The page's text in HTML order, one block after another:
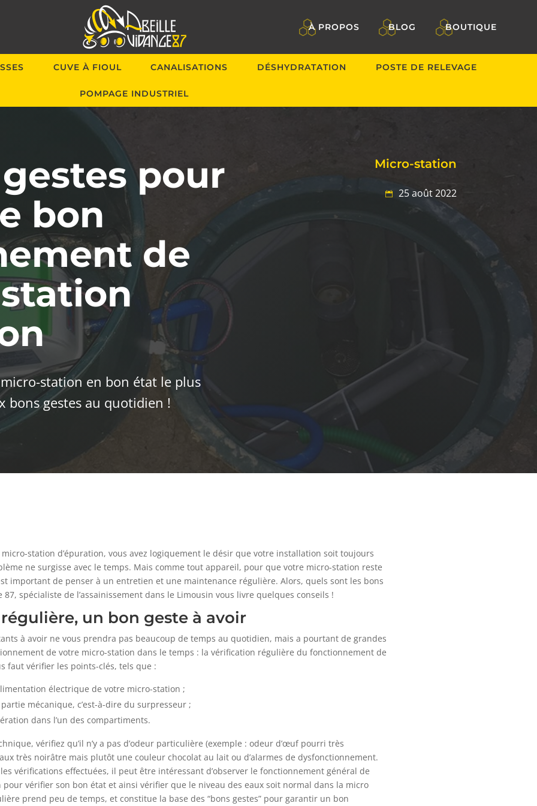
À PROPOS BLOG BOUTIQUE
CUVE À FIOUL CANALISATIONS DÉSHYDRATATION POSTE DE RELEVAGE
POMPAGE INDUSTRIEL
pour
bon
de
station en bon état le plus
bons gestes au quotidien !
Micro-station
25 août 2022
station d’épuration, vous avez logiquement le désir que votre installation soit toujours
ne surgisse avec le temps. Mais comme tout appareil, pour que votre micro-station reste
important de penser à un entretien et une maintenance régulière. Alors, quels sont les bons
87, spécialiste de l’assainissement dans le Limousin vous livre quelques conseils !
un bon geste à avoir
à avoir ne vous prendra pas beaucoup de temps au quotidien, mais a pourtant de grandes
de votre micro-station dans le temps : la vérification régulière du fonctionnement de
faut vérifier les points-clés, tels que :
électrique de votre micro-station ;
mécanique, c’est-à-dire du surpresseur ;
dans l’un des compartiments.
vérifiez qu’il n’y a pas d’odeur particulière (exemple : odeur d’œuf pourri très
très noirâtre mais plutôt une couleur chocolat au lait ou d’alarmes de dysfonctionnement.
vérifications effectuées, il peut être intéressant d’observer le fonctionnement général de
pour vérifier son bon état et ainsi vérifier que le niveau des eaux soit normal dans la micro
prend peu de temps, et constitue la base des “bons gestes” pour garantir un bon